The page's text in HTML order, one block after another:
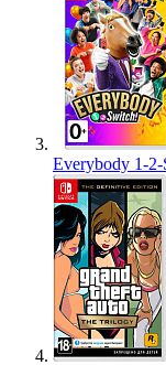
Everybody 1-